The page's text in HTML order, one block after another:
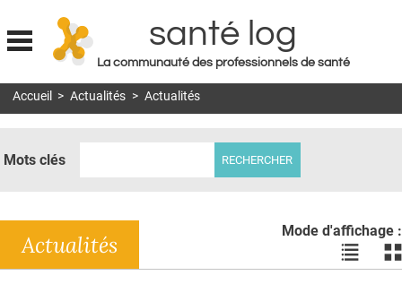
Jump to navigation
santé log
La communauté des professionnels de santé
MON COMPTE
DOSSIERS
RÉSEAUX
Accueil > Actualités > Actualités
Mots clés
Mode d'affichage :
Voir
les
les
Actualités